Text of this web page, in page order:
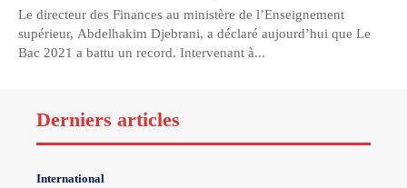
Le directeur des Finances au ministère de l’Enseignement
supérieur, Abdelhakim Djebrani, a déclaré aujourd’hui que Le
Bac 2021 a battu un record. Intervenant à...
Derniers articles
International